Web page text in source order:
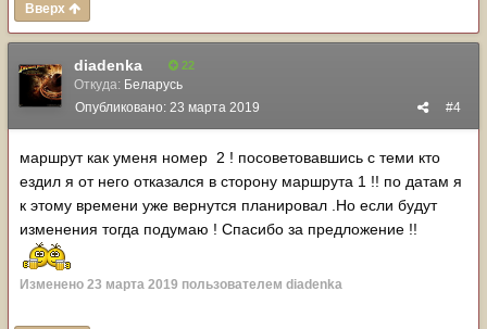
Вверх
diadenka 22
Откуда: Беларусь
#4
Опубликовано: 23 марта 2019
маршрут как уменя номер 2 ! посоветовавшись с теми кто
ездил я от него отказался в сторону маршрута 1 !! по датам я
к этому времени уже вернутся планировал .Но если будут
изменения тогда подумаю ! Спасибо за предложение !!
Изменено 23 марта 2019 пользователем diadenka